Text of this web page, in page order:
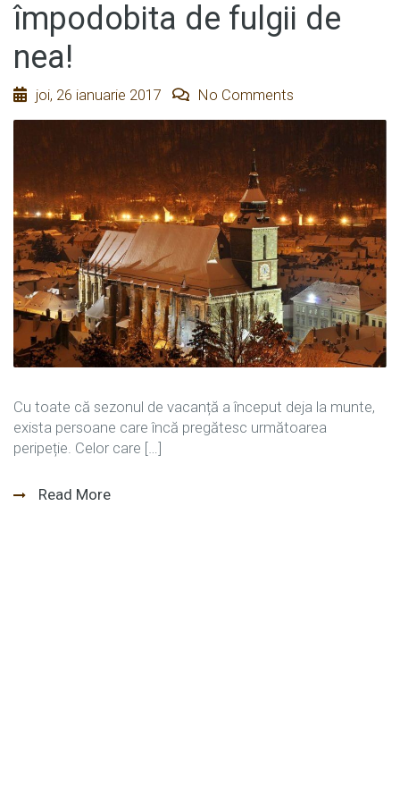
împodobita de fulgii de
nea!
joi, 26 ianuarie 2017 No Comments
Cu toate că sezonul de vacanță a început deja la munte,
exista persoane care încă pregătesc următoarea
peripeție. Celor care […]
Read More